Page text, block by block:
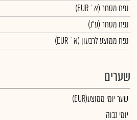
נפח מסחר(א` EUR)
נפח מסחר(ע"נ)
נפח ממוצע לרבעון (א` EUR)
שערים
שער יומי ממוצע(EUR)
יומי גבוה